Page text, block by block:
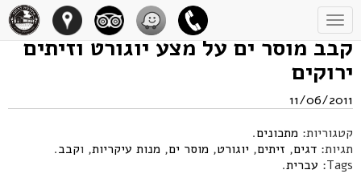
Toggle
navigation
קבב מוסר ים על מצע יוגורט וזיתים
ירוקים
11/06/2011
קטגוריות: מתכונים.
תגיות: דגים, זיתים, יוגורט, מוסר ים, מנות עיקריות, וקבב.
Tags: עברית.